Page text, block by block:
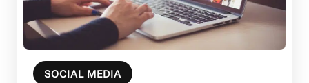
SOCIAL MEDIA